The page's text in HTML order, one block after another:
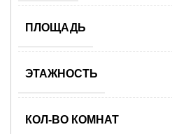
ПЛОЩАДЬ
ЭТАЖНОСТЬ
КОЛ-ВО КОМНАТ